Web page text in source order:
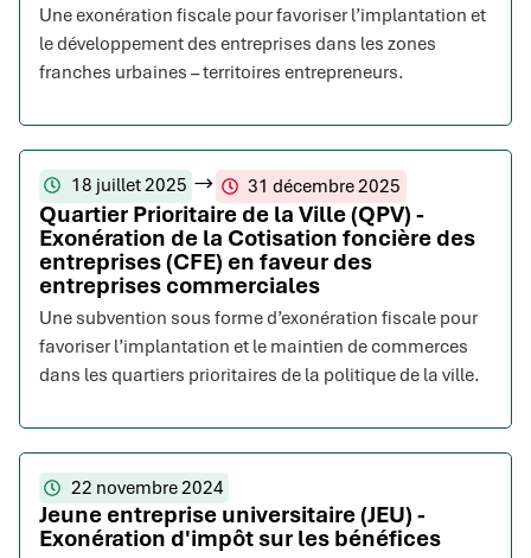
Une exonération fiscale pour favoriser l’implantation et
le développement des entreprises dans les zones
franches urbaines – territoires entrepreneurs.
18 juillet 2025 31 décembre 2025
Quartier Prioritaire de la Ville (QPV) -
Exonération de la Cotisation foncière des
entreprises (CFE) en faveur des
entreprises commerciales
Une subvention sous forme d’exonération fiscale pour
favoriser l’implantation et le maintien de commerces
dans les quartiers prioritaires de la politique de la ville.
22 novembre 2024
Jeune entreprise universitaire (JEU) -
Exonération d'impôt sur les bénéfices